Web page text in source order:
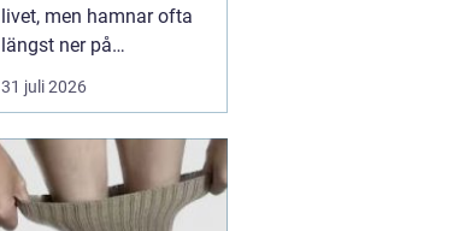
livet, men hamnar ofta
längst ner på
prioriteringslistan.
Många söker hjälp först
påverkar vardagen.
Samtidigt visar
erfarenhet från
31 juli 2026